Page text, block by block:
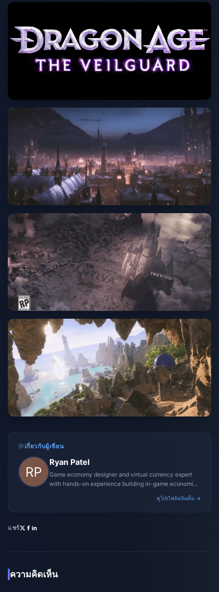
เกี่ยวกับผู้เขียน
Ryan Patel
Game economy designer and virtual currency expert
with hands-on experience building in-game economies
ดูโปรไฟล์ฉบับเต็ม →
แชร์
ความคิดเห็น